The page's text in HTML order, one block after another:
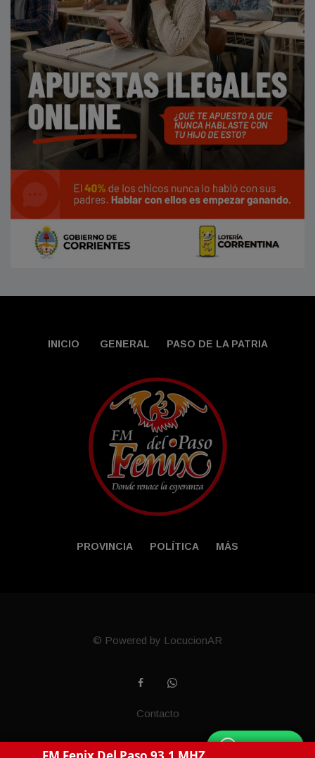
WhatsApp
INICIO GENERAL PASO DE LA PATRIA
PROVINCIA POLÍTICA MÁS
© Powered by LocucionAR
Contacto